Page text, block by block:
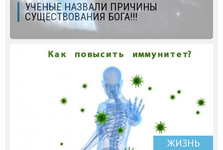
УЧЕНЫЕ НАЗВАЛИ ПРИЧИНЫ
СУЩЕСТВОВАНИЯ БОГА!!!
ЖИЗНЬ